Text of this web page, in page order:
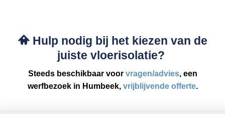
Hulp nodig bij het kiezen van de
juiste vloerisolatie?
Steeds beschikbaar voor vragen/advies, een
werfbezoek in Humbeek, vrijblijvende offerte.